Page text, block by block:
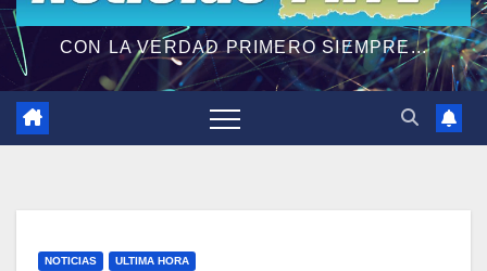
CON LA VERDAD PRIMERO SIEMPRE...
NOTICIAS ULTIMA HORA